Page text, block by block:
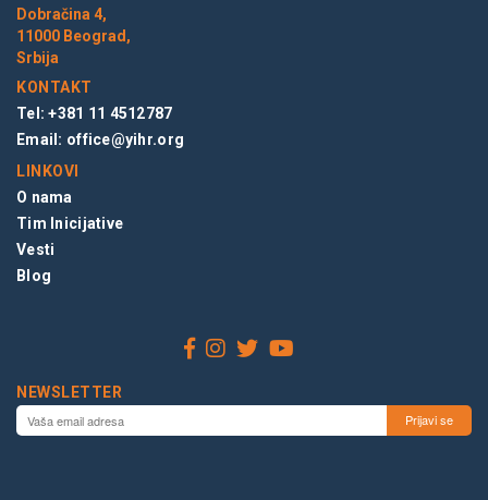
Dobračina 4,
11000 Beograd,
Srbija
KONTAKT
Tel: +381 11 4512787
Email: office@yihr.org
LINKOVI
O nama
Tim Inicijative
Vesti
Blog
NEWSLETTER